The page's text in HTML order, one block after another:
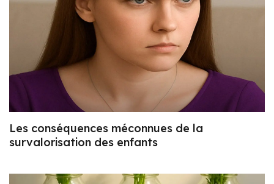
Les conséquences méconnues de la
survalorisation des enfants